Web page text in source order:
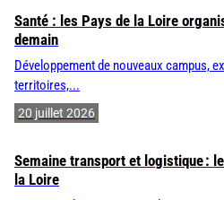
Santé : les Pays de la Loire
demain
Développement de nouveaux campus,
territoires,...
20 juillet 2026
Semaine transport et logistique :
la Loire